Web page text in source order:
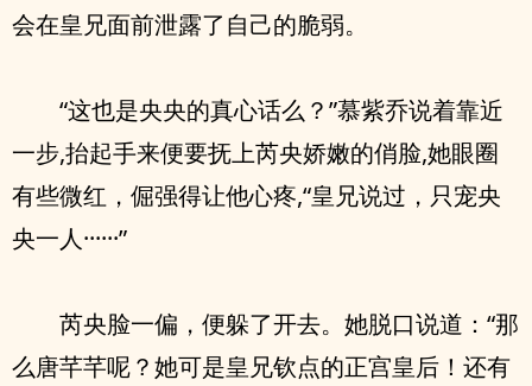
会在皇兄面前泄露了自己的脆弱。
“这也是央央的真心话么？”慕紫乔说着靠近
一步,抬起手来便要抚上芮央娇嫩的俏脸,她眼圈
有些微红，倔强得让他心疼,“皇兄说过，只宠央
央一人······”
芮央脸一偏，便躲了开去。她脱口说道：“那
么唐芊芊呢？她可是皇兄钦点的正宫皇后！还有